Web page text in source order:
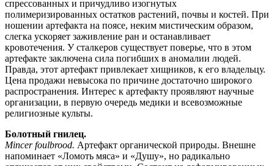
спрессованных и причудливо изогнутых
полимеризированных остатков растений, почвы и костей. При
ношении артефакта на поясе, неким мистическим образом,
слегка ускоряет заживление ран и останавливает
кровотечения. У сталкеров существует поверье, что в этом
артефакте заключена сила погибших в аномалии людей.
Правда, этот артефакт привлекает хищников, к его владельцу.
Цена продажи невысока по причине достаточно широкого
распространения. Интерес к артефакту проявляют научные
организации, в первую очередь медики и всевозможные
религиозные культы.
Болотный гнилец.
Mincer foulbrood. Артефакт органической природы. Внешне
напоминает «Ломоть мяса» и «Душу», но радикально